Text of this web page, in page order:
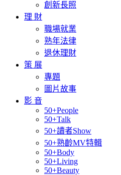
創新長照
理 財
職場就業
熟年法律
退休理財
策 展
專題
圖片故事
影 音
50+People
50+Talk
50+讀者Show
50+熟齡MV特輯
50+Body
50+Living
50+Beauty